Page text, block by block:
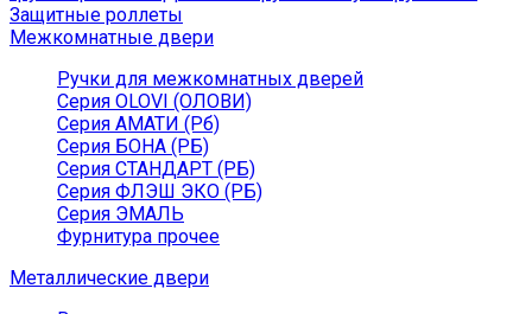
Защитные роллеты
Межкомнатные двери
Ручки для межкомнатных дверей
Серия OLOVI (ОЛОВИ)
Серия АМАТИ (Рб)
Серия БОНА (РБ)
Серия СТАНДАРТ (РБ)
Серия ФЛЭШ ЭКО (РБ)
Серия ЭМАЛЬ
Фурнитура прочее
Металлические двери